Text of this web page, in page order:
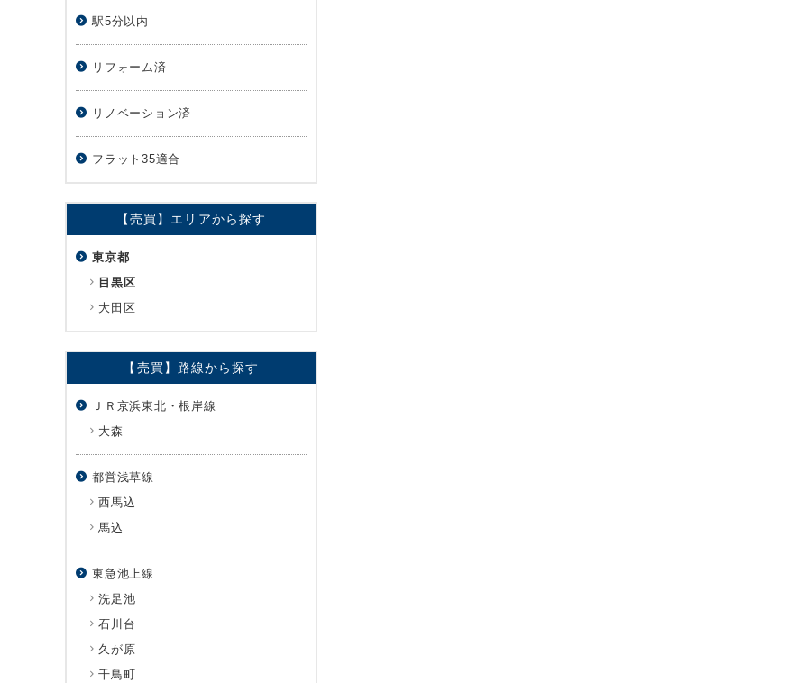
駅5分以内
リフォーム済
リノベーション済
フラット35適合
【売買】エリアから探す
東京都
目黒区
大田区
【売買】路線から探す
ＪＲ京浜東北・根岸線
大森
都営浅草線
西馬込
馬込
東急池上線
洗足池
石川台
久が原
千鳥町